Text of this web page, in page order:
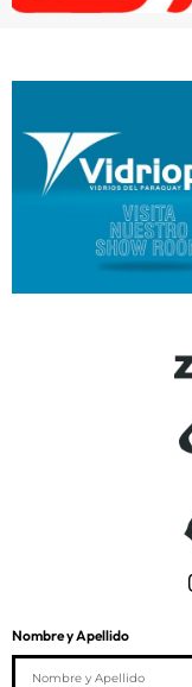
Nombre y Apellido